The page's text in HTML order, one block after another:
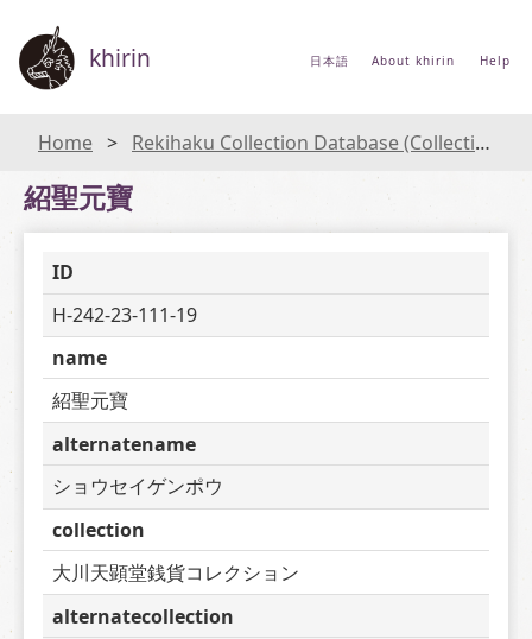
khirin 日本語 About khirin Help
Home Rekihaku Collection Database (Collections Database of the National Museum of Japanese History)
紹聖元寶
ID
H-242-23-111-19
name
紹聖元寶
alternatename
ショウセイゲンポウ
collection
大川天顕堂銭貨コレクション
alternatecollection